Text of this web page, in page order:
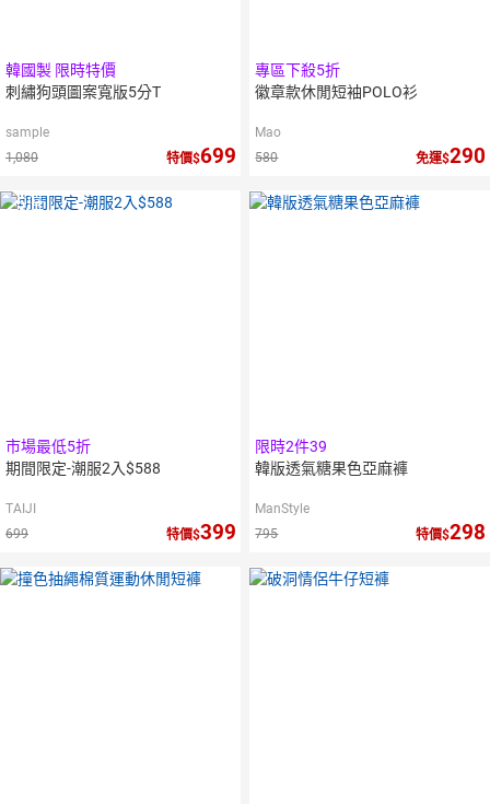
韓國製 限時特價
刺繡狗頭圖案寬版5分T
sample
1,080
特價 699
專區下殺5折
徽章款休閒短袖POLO衫
Mao
580
免運 290
5倍
市場最低5折
期間限定-潮服2入$588
TAIJI
699
特價 399
限時2件39
韓版透氣糖果色亞麻褲
ManStyle
795
特價 298